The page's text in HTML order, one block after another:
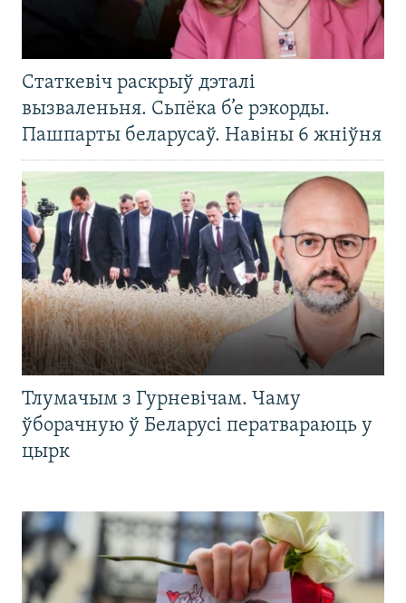
Статкевіч раскрыў дэталі
вызваленьня. Сьпёка б’е рэкорды.
Пашпарты беларусаў. Навіны 6 жніўня
Тлумачым з Гурневічам. Чаму
ўборачную ў Беларусі ператвараюць у
цырк